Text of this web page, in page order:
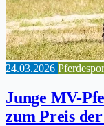
24.03.2026
Junge MV-
zum Preis